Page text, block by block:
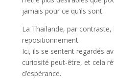
jamais pour ce qu’ils sont.
La Thaïlande, par
repositionnement.
Ici, ils se sentent regardés
curiosité peut-être, et cela
d’espérance.